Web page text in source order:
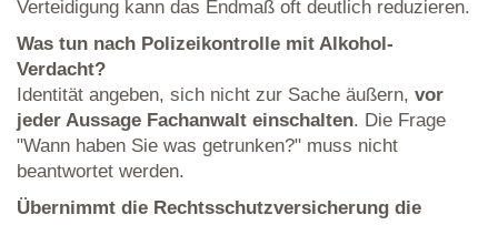
Verteidigung kann das Endmaß oft deutlich reduzieren.
Was tun nach Polizeikontrolle mit Alkohol-
Verdacht?
Identität angeben, sich nicht zur Sache äußern, vor
jeder Aussage Fachanwalt einschalten. Die Frage
"Wann haben Sie was getrunken?" muss nicht
beantwortet werden.
Übernimmt die Rechtsschutzversicherung die